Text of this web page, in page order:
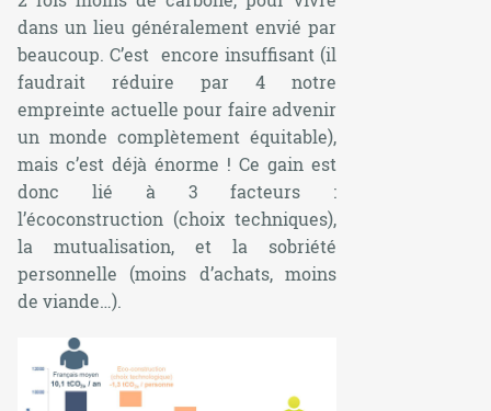
dans un lieu généralement envié par
beaucoup. C’est encore insuffisant (il
faudrait réduire par 4 notre
empreinte actuelle pour faire advenir
un monde complètement équitable),
mais c’est déjà énorme ! Ce gain est
donc lié à 3 facteurs :
l’écoconstruction (choix techniques),
la mutualisation, et la sobriété
personnelle (moins d’achats, moins
de viande…).